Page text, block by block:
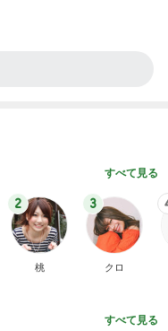
すべて見る
2
桃
3
クロ
すべて見る